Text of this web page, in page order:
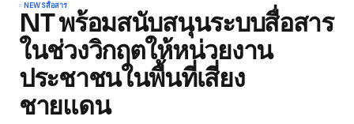
NEWSสื่อสาร
NT พร้อมสนับสนุนระบบสื่อสาร
ในช่วงวิกฤตให้หน่วยงาน
ประชาชนในพื้นที่เสี่ยง
ชายแดน